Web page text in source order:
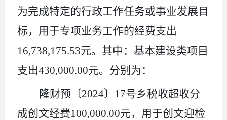
为完成特定的行政工作任务或事业发展目
标，用于专项业务工作的经费支出
16,738,175.53元。 其中：基本建设类项目
支出430,000.00元。 分别为：
隆财预〔2024〕 17号乡税收超收分
成创文经费100,000.00元，用于创文迎检